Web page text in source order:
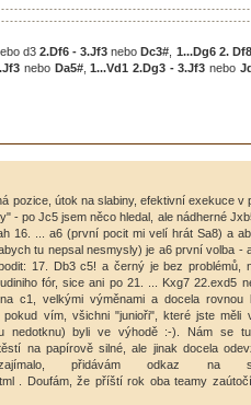
d32.Df6 - 3.Jf3 neboDc3# 1...Dg6 2.
nebo Da5#,1...Vd1 2.Dg3 - 3.Jf3 nebo
pozice, útok na slabiny, efektivní exekuce v
- po Jc5 jsem něco hledal, ale nádherné
16. ... a6 (první pocit mi velí hrát Sa8) a
tu nepsal nesmysly) je a6 první volba -
17. Db3 c5! a černý je bez problémů,
fór, sice ani po 21. ... Kxg7 22.exd5
c1, velkými výměnami a docela rovnou
vím, všichni "junioři", které jste měli
nedotknu) byli ve výhodě :-). Nám se
na papírově silné, ale jinak docela
přidávám odkaz na
. Doufám, že příští rok oba teamy